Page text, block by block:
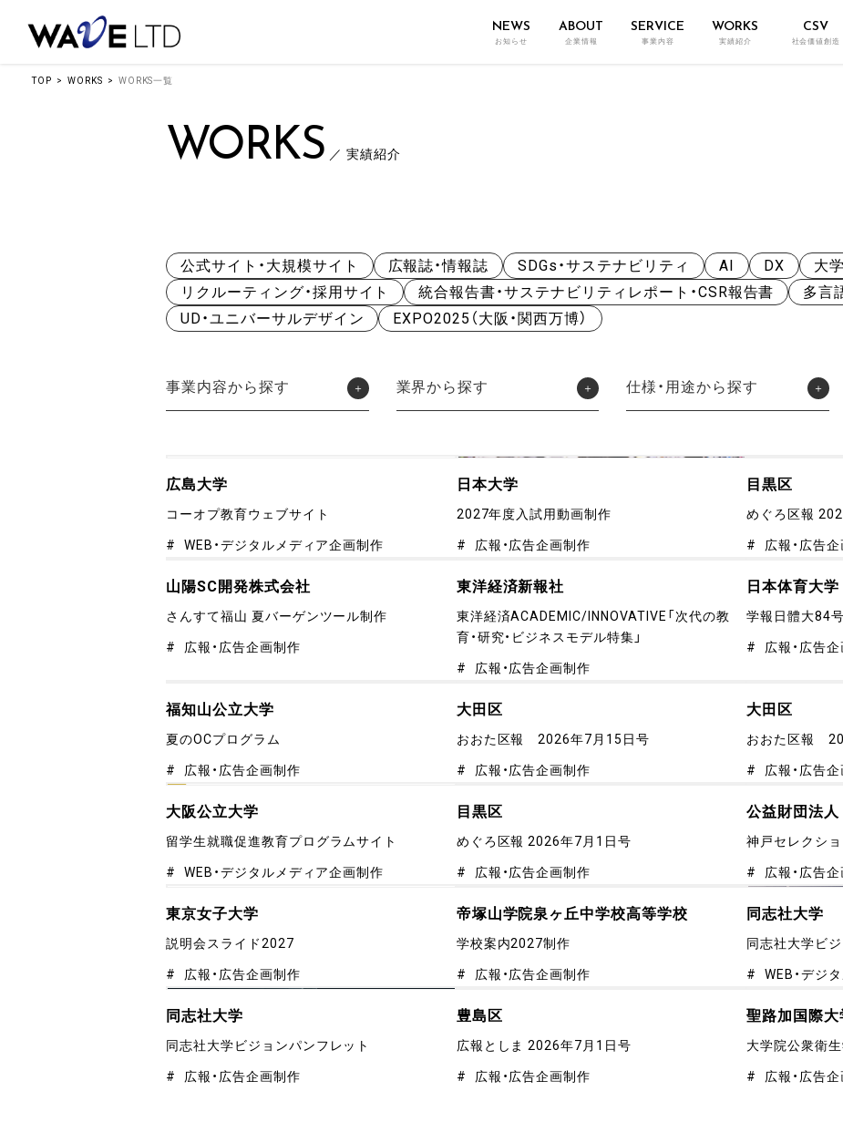
NEWS
お知らせ
ABOUT
企業情報
SERVICE
事業内容
WORKS
実績紹介
CSV
社会価値創造
TOP WORKS WORKS一覧
WORKS ／ 実績紹介
公式サイト・大規模サイト 広報誌・情報誌 SDGs・サステナビリティ AI DX
大
リクルーティング・採用サイト
統合報告書・サステナビリティレポート・CSR報告書
多言
UD・ユニバーサルデザイン
EXPO2025（大阪・関西万博）
事業内容から探す 業界から探す 仕様・用途から探す
広島大学
コーオプ教育ウェブサイト
WEB・デジタルメディア企画制作
日本大学
2027年度入試用動画制作
広報・広告企画制作
目黒区
めぐろ区報
広報・広告
山陽SC開発株式会社
さんすて福山 夏バーゲンツール制作
広報・広告企画制作
東洋経済新報社
東洋経済ACADEMIC/INNOVATIVE「次代の教
育・研究・ビジネスモデル特集」
広報・広告企画制作
日本体育大学
学報日體大84号
広報・広告
福知山公立大学
夏のOCプログラム
広報・広告企画制作
大田区
おおた区報 2026年7月15日号
広報・広告企画制作
大田区
おおた区報
広報・広告
大阪公立大学
留学生就職促進教育プログラムサイト
WEB・デジタルメディア企画制作
目黒区
めぐろ区報 2026年7月1日号
広報・広告企画制作
公益財団法人
神戸セレクシ
広報・広告
東京女子大学
説明会スライド2027
広報・広告企画制作
帝塚山学院泉ヶ丘中学校高等学校
学校案内2027制作
広報・広告企画制作
同志社大学
同志社大学ビ
WEB・デジ
同志社大学
同志社大学ビジョンパンフレット
広報・広告企画制作
豊島区
広報としま 2026年7月1日号
広報・広告企画制作
聖路加国際大
大学院公衆衛
広報・広告